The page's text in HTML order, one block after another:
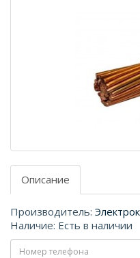
Описание
Производитель:
Наличие: Есть в наличии